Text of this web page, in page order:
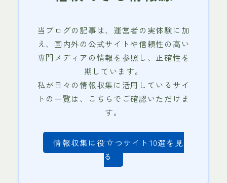
当ブログの記事は、運営者の実体験に加
え、国内外の公式サイトや信頼性の高い
専門メディアの情報を参照し、正確性を
期しています。
私が日々の情報収集に活用しているサイ
トの一覧は、こちらでご確認いただけま
す。
情報収集に役立つサイト10選を見
る